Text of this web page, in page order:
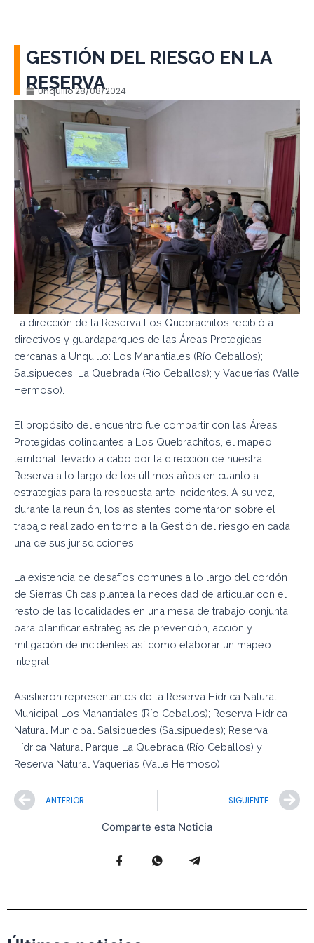
GESTIÓN DEL RIESGO EN LA
RESERVA
Unquillo28/08/2024
La dirección de la Reserva Los Quebrachitos recibió a
directivos y guardaparques de las Áreas Protegidas
cercanas a Unquillo: Los Manantiales (Río Ceballos);
Salsipuedes; La Quebrada (Río Ceballos); y Vaquerías (Valle
Hermoso).
El propósito del encuentro fue compartir con las Áreas
Protegidas colindantes a Los Quebrachitos, el mapeo
territorial llevado a cabo por la dirección de nuestra
Reserva a lo largo de los últimos años en cuanto a
estrategias para la respuesta ante incidentes. A su vez,
durante la reunión, los asistentes comentaron sobre el
trabajo realizado en torno a la Gestión del riesgo en cada
una de sus jurisdicciones.
La existencia de desafíos comunes a lo largo del cordón
de Sierras Chicas plantea la necesidad de articular con el
resto de las localidades en una mesa de trabajo conjunta
para planificar estrategias de prevención, acción y
mitigación de incidentes así como elaborar un mapeo
integral.
Asistieron representantes de la Reserva Hídrica Natural
Municipal Los Manantiales (Río Ceballos); Reserva Hídrica
Natural Municipal Salsipuedes (Salsipuedes); Reserva
Hídrica Natural Parque La Quebrada (Río Ceballos) y
Reserva Natural Vaquerías (Valle Hermoso).
Prev
ANTERIOR SIGUIENTE
Comparte esta Noticia